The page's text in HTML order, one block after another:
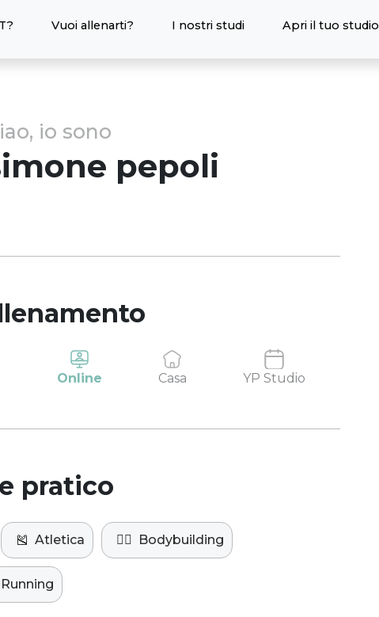
Vuoi allenarti? I nostri studi Apri il tuo studio
io sono
pepoli
Online Casa YP Studio
pratico
🎽 Atletica 🏋️‍♀️ Bodybuilding
Running